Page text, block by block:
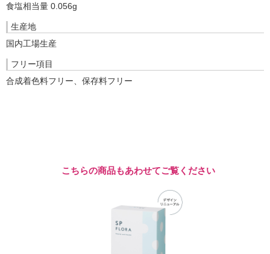
食塩相当量 0.056g
生産地
国内工場生産
フリー項目
合成着色料フリー、保存料フリー
こちらの商品もあわせてご覧ください